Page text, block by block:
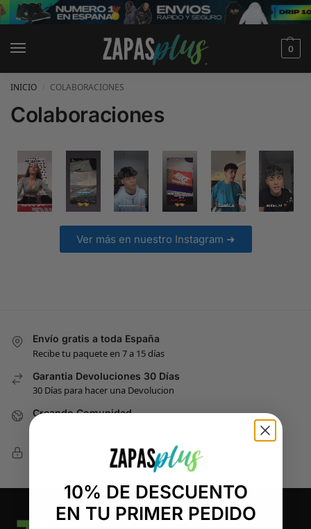
0
INICIO COLABORACIONES
Colaboraciones
Ver más en nuestro Instagram ➜
Envío gratis a toda España
Recibe tu paquete en 7 a 15 días
Garantia Devoluciones 30 Días
30 Días para hacer una Devolucion
Creando Comunidad
Pago 100% Seguro
Bizum / MasterCard / Visa
10% DE DESCUENTO
EN TU PRIMER PEDIDO